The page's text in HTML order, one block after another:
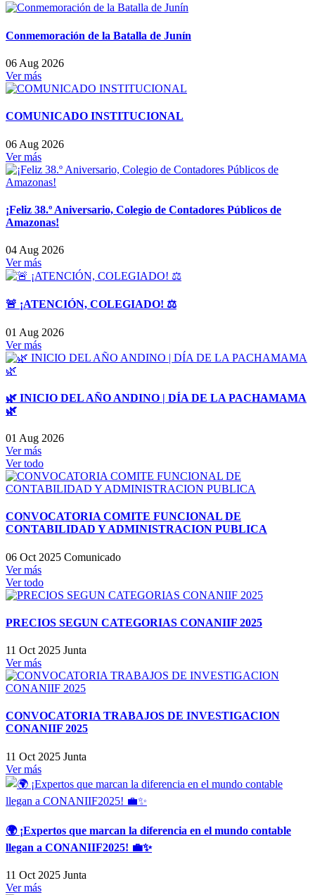
Conmemoración de la Batalla de Junín
06 Aug 2026
Ver más
COMUNICADO INSTITUCIONAL
06 Aug 2026
Ver más
¡Feliz 38.º Aniversario, Colegio de Contadores Públicos de
Amazonas!
04 Aug 2026
Ver más
🚨 ¡ATENCIÓN, COLEGIADO! ⚖️
01 Aug 2026
Ver más
🌿 INICIO DEL AÑO ANDINO | DÍA DE LA PACHAMAMA
🌿
01 Aug 2026
Ver más
Ver todo
CONVOCATORIA COMITE FUNCIONAL DE
CONTABILIDAD Y ADMINISTRACION PUBLICA
06 Oct 2025 Comunicado
Ver más
Ver todo
PRECIOS SEGUN CATEGORIAS CONANIIF 2025
11 Oct 2025 Junta
Ver más
CONVOCATORIA TRABAJOS DE INVESTIGACION
CONANIIF 2025
11 Oct 2025 Junta
Ver más
🌍 ¡Expertos que marcan la diferencia en el mundo contable
llegan a CONANIIF2025! 💼✨
11 Oct 2025 Junta
Ver más